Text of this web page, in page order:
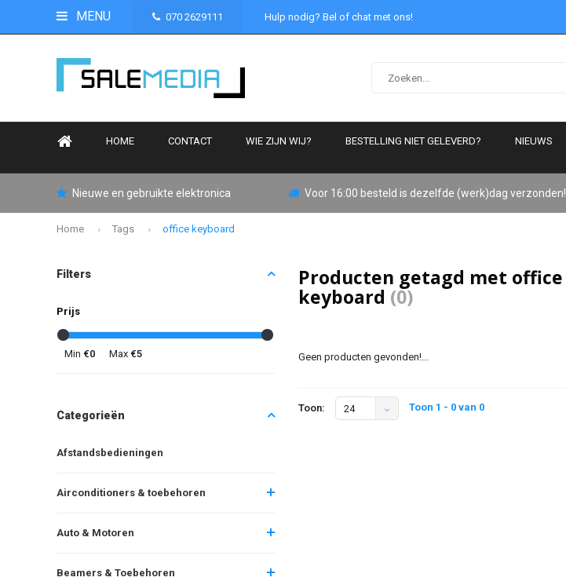
MENU 070 2629111 Hulp nodig? Bel of chat met ons!
HOME CONTACT WIE ZIJN WIJ? BESTELLING NIET GELEVERD? NIEUWS
Nieuwe en gebruikte elektronica Voor 16:00 besteld is dezelfde (werk)dag verzonden!
Home Tags office keyboard
Filters
Prijs
Min €0 Max €5
Categorieën
Afstandsbedieningen
Airconditioners & toebehoren
Auto & Motoren
Beamers & Toebehoren
Producten getagd met office
keyboard (0)
Geen producten gevonden!...
Toon: 24 Toon 1 - 0 van 0